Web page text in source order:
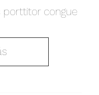
porttitor congue